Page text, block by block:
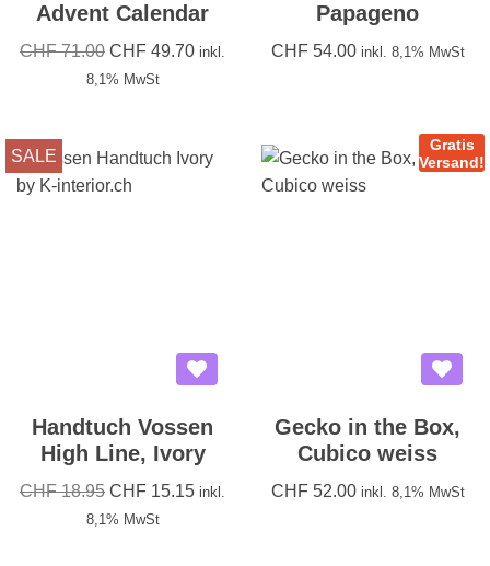
Advent Calendar
CHF71.00 CHF 49.70 inkl.
8,1% MwSt
Papageno
CHF54.00 inkl. 8,1% MwSt
SALE
Handtuch Vossen
High Line, Ivory
CHF18.95 CHF 15.15 inkl.
8,1% MwSt
Gratis
Versand!
Gecko in the Box,
Cubico weiss
CHF52.00 inkl. 8,1% MwSt